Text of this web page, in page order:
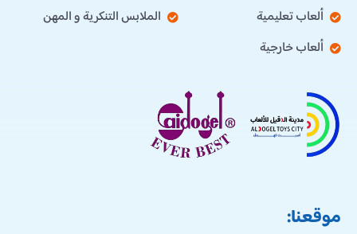
ألعاب تعليمية
ألعاب خارجية
الملابس التنكرية و المهن
موقعنا: